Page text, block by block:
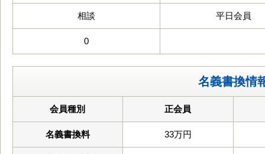
相談 平日会員
0
名義書換情
会員種別 正会員
名義書換料 33万円